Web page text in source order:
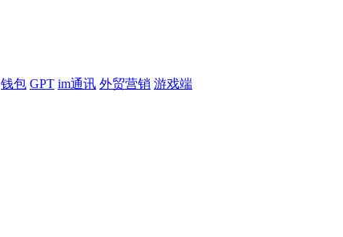
钱包 GPT im通讯 外贸营销 游戏端